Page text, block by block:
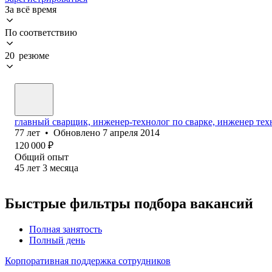
За всё время
По соответствию
20 резюме
главный сварщик, инженер-технолог по сварке, инженер
77 лет • Обновлено 7 апреля 2014
120 000 ₽
Общий опыт
45 лет 3 месяца
Быстрые фильтры подбора вакансий
Полная занятость
Полный день
Корпоративная поддержка сотрудников